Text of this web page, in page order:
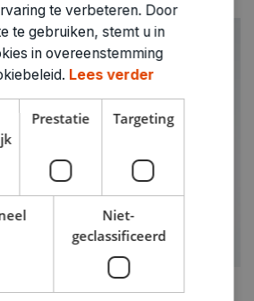
te verbeteren. Door
te gebruiken, stemt u in
in overeenstemming
Lees verder
Prestatie Targeting
Niet-
geclassificeerd